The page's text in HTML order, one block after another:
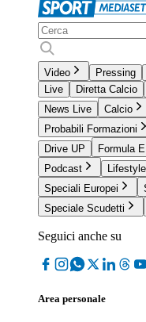
Video Pressing
Live
Diretta Calcio
News Live
Calcio
Probabili Formazioni
Drive UP
Formula E
Podcast
Lifestyle
Speciali Europei
Speciale Scudetti
Seguici anche su
Area personale